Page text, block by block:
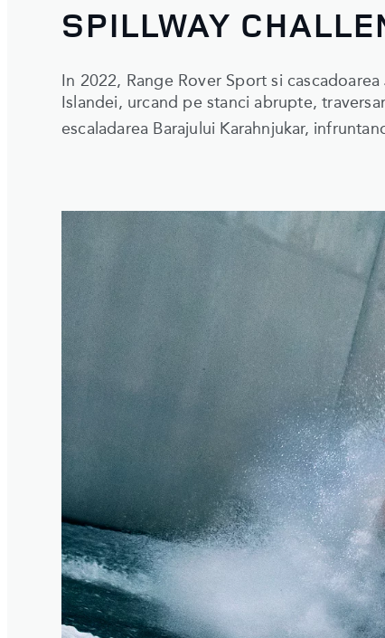
SPILLWAY
In 2022, Range Rover Sport si
Islandei, urcand pe stanci abrupte,
escaladarea Barajului Karahnjukar,